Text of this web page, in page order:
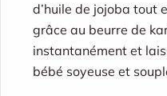
d’huile de jojoba tout
grâce au beurre de
instantanément et
bébé soyeuse et